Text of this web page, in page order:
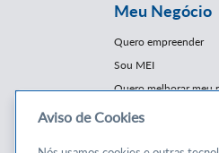
Meu Negócio
Quero empreender
Sou MEI
Quero melhorar meu
Aviso de Cookies